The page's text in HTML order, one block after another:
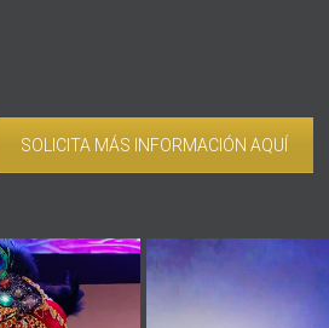
SOLICITA MÁS INFORMACIÓN AQUÍ